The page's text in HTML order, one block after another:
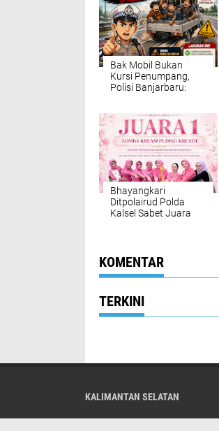
Bak Mobil Bukan
Kursi Penumpang,
Polisi Banjarbaru:
Bhayangkari
Ditpolairud Polda
Kalsel Sabet Juara
KOMENTAR
TERKINI
KALIMANTAN SELATAN